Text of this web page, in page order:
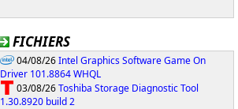
FICHIERS
04/08/26Intel Graphics Software Game On
Driver 101.8864 WHQL
03/08/26Toshiba Storage Diagnostic Tool
1.30.8920 build 2